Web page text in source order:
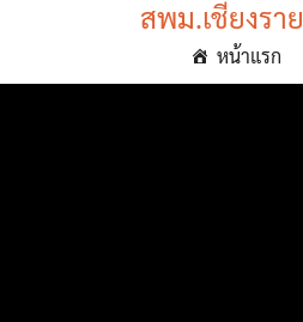
สพม.เชียงราย
หน้าแรก